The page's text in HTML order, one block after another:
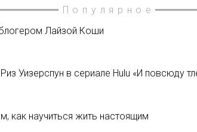
Популярное
Лайзой Коши
Уизерспун в сериале Hulu «И повсюду
как научиться жить настоящим